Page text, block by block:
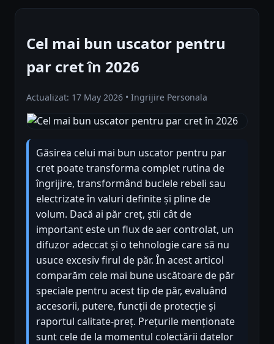
Cel mai bun uscator pentru
par cret în 2026
Actualizat: 17 May 2026 • Ingrijire Personala
Găsirea celui mai bun uscator pentru par
cret poate transforma complet rutina de
îngrijire, transformând buclele rebeli sau
electrizate în valuri definite și pline de
volum. Dacă ai păr creț, știi cât de
important este un flux de aer controlat, un
difuzor adeccat și o tehnologie care să nu
usuce excesiv firul de păr. În acest articol
comparăm cele mai bune uscătoare de păr
speciale pentru acest tip de păr, evaluând
accesorii, putere, funcții de protecție și
raportul calitate-preț. Prețurile menționate
sunt cele de la momentul colectării datelor